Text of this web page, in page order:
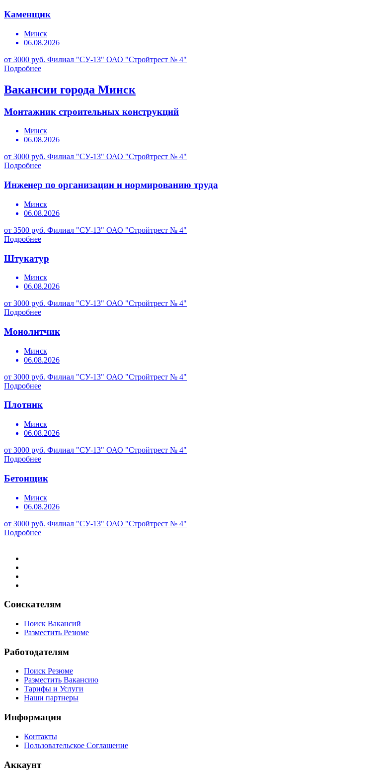
Каменщик
Минск
06.08.2026
от 3000 руб. Филиал "СУ-13" ОАО "Стройтрест № 4"
Подробнее
Вакансии города Минск
Монтажник строительных конструкций
Минск
06.08.2026
от 3000 руб. Филиал "СУ-13" ОАО "Стройтрест № 4"
Подробнее
Инженер по организации и нормированию труда
Минск
06.08.2026
от 3500 руб. Филиал "СУ-13" ОАО "Стройтрест № 4"
Подробнее
Штукатур
Минск
06.08.2026
от 3000 руб. Филиал "СУ-13" ОАО "Стройтрест № 4"
Подробнее
Монолитчик
Минск
06.08.2026
от 3000 руб. Филиал "СУ-13" ОАО "Стройтрест № 4"
Подробнее
Плотник
Минск
06.08.2026
от 3000 руб. Филиал "СУ-13" ОАО "Стройтрест № 4"
Подробнее
Бетонщик
Минск
06.08.2026
от 3000 руб. Филиал "СУ-13" ОАО "Стройтрест № 4"
Подробнее
Соискателям
Поиск Вакансий
Разместить Резюме
Работодателям
Поиск Резюме
Разместить Вакансию
Тарифы и Услуги
Наши партнеры
Информация
Контакты
Пользовательское Соглашение
Аккаунт